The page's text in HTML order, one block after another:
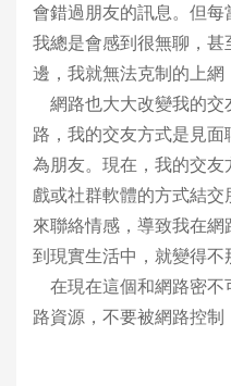
會錯過朋友的訊息。但每
我總是會感到很無聊，
邊，我就無法克制的上網
網路也大大改變我的交
路，我的交友方式是見
為朋友。現在，我的交
戲或社群軟體的方式結
來聯絡情感，導致我在
到現實生活中，就變得不
在現在這個和網路密不
路資源，不要被網路控制